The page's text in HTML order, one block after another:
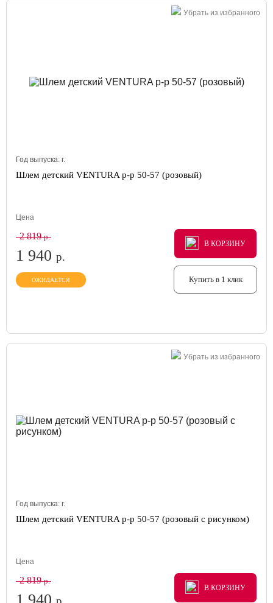
Убрать из избранного
Год выпуска: г.
Шлем детский VENTURA р-р 50-57 (розовый)
Цена
2 819р.
1 940 р.
ОЖИДАЕТСЯ
В КОРЗИНУ
В КОРЗИНУ
В КОРЗИНУ
Купить в 1 клик
Убрать из избранного
Год выпуска: г.
Шлем детский VENTURA р-р 50-57 (розовый с рисунком)
Цена
2 819р.
В КОРЗИНУ
В КОРЗИНУ
В КОРЗИНУ